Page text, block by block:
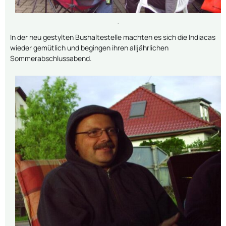
.
In der neu gestylten Bushaltestelle machten es sich die Indiacas
wieder gemütlich und begingen ihren alljährlichen
Sommerabschlussabend.